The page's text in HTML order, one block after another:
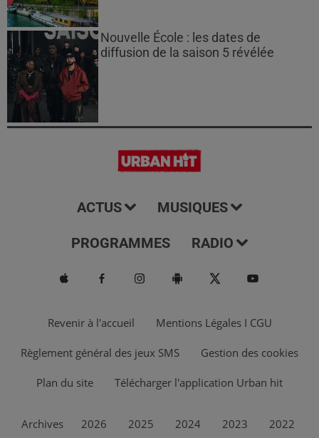
Nouvelle École : les dates de
diffusion de la saison 5 révélée
ACTUS MUSIQUES
PROGRAMMES RADIO
Revenir à l'accueil Mentions Légales I CGU
Règlement général des jeux SMS Gestion des cookies
Plan du site Télécharger l'application Urban hit
Archives 2026 2025 2024 2023 2022